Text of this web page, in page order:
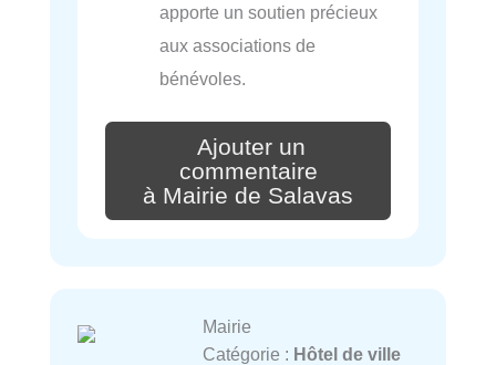
apporte un soutien précieux
aux associations de
bénévoles.
Ajouter un
commentaire
à Mairie de Salavas
Mairie
Catégorie : Hôtel de ville